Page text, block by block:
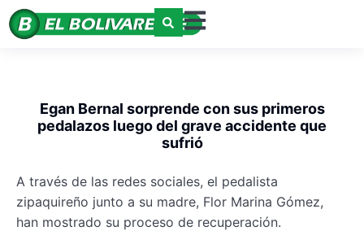
Egan Bernal sorprende con sus primeros
pedalazos luego del grave accidente que
sufrió
A través de las redes sociales, el pedalista
zipaquireño junto a su madre, Flor Marina Gómez,
han mostrado su proceso de recuperación.